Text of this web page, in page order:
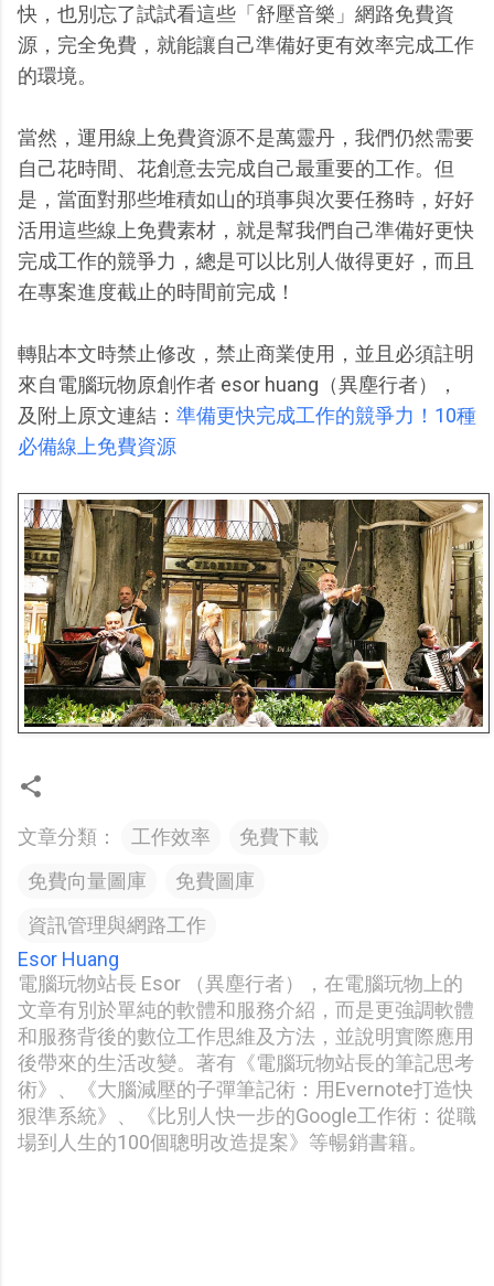
快，也別忘了試試看這些「舒壓音樂」網路免費資
源，完全免費，就能讓自己準備好更有效率完成工作
的環境。
當然，運用線上免費資源不是萬靈丹，我們仍然需要
自己花時間、花創意去完成自己最重要的工作。但
是，當面對那些堆積如山的瑣事與次要任務時，好好
活用這些線上免費素材，就是幫我們自己準備好更快
完成工作的競爭力，總是可以比別人做得更好，而且
在專案進度截止的時間前完成！
轉貼本文時禁止修改，禁止商業使用，並且必須註明
來自電腦玩物原創作者 esor huang（異塵行者），
及附上原文連結： 準備更快完成工作的競爭力！10種
必備線上免費資源
文章分類： 工作效率
免費下載
免費向量圖庫
免費圖庫
資訊管理與網路工作
Esor Huang
電腦玩物站長 Esor （異塵行者），在電腦玩物上的
文章有別於單純的軟體和服務介紹，而是更強調軟體
和服務背後的數位工作思維及方法，並說明實際應用
後帶來的生活改變。著有《電腦玩物站長的筆記思考
術》、《大腦減壓的子彈筆記術：用Evernote打造快
狠準系統》、《比別人快一步的Google工作術：從職
場到人生的100個聰明改造提案》等暢銷書籍。